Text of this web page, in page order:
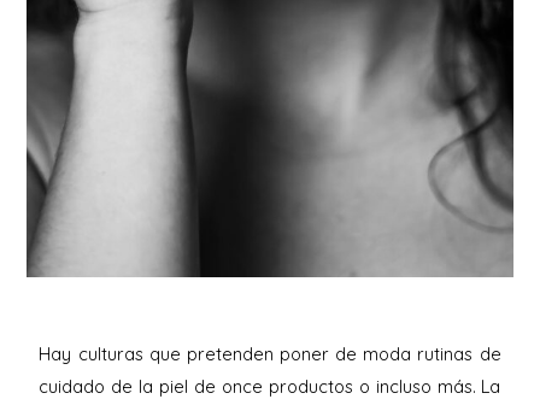
Hay culturas que pretenden poner de moda rutinas de
cuidado de la piel de once productos o incluso más. La